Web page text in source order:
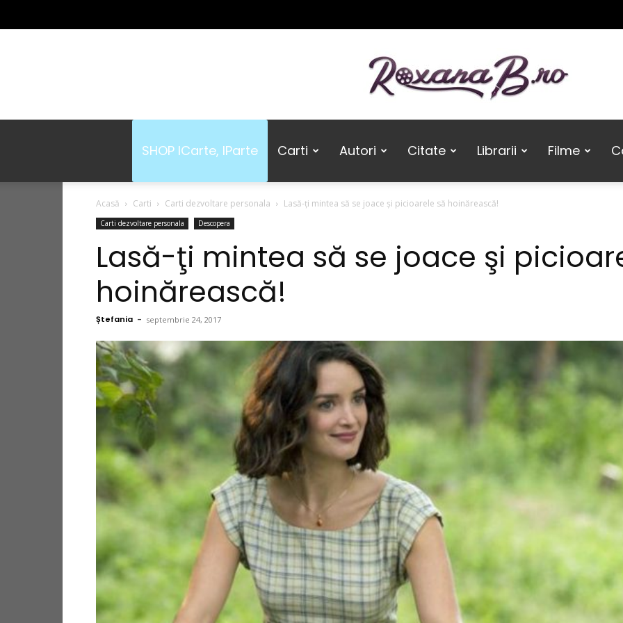
Roxana
SHOP ICarte, IParte Carti Autori Citate Librarii Filme
Acasă Carti Carti dezvoltare personala Lasă-ţi mintea să se joace şi picioarele să hoinărească!
Carti dezvoltare personala Descopera
Lasă-ţi mintea să se joace şi
hoinărească!
Ștefania - septembrie 24, 2017